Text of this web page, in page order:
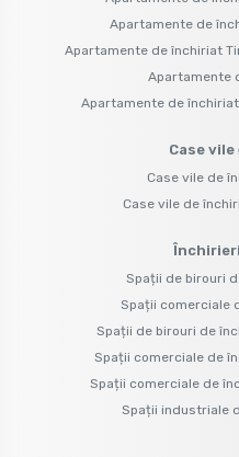
Apartamente de
Apartamente de închiriat
Apartamente
Apartamente de
Case
Case vile de
Case vile de
Spații de birouri
Spații comerciale
Spații de birouri de
Spații comerciale de
Spații comerciale de
Spații industriale